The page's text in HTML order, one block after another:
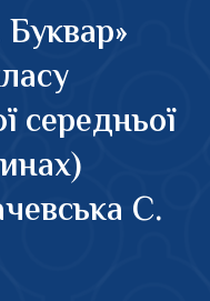
середньої
С.